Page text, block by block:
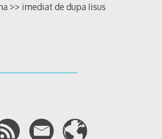
>> imediat de dupa Iisus